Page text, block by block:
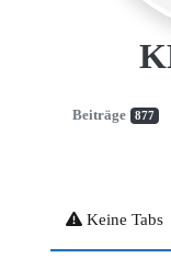
Beiträge 877
Keine Tabs